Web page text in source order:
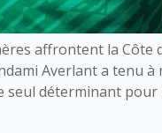
affrontent la Côte
Averlant a tenu à
seul déterminant